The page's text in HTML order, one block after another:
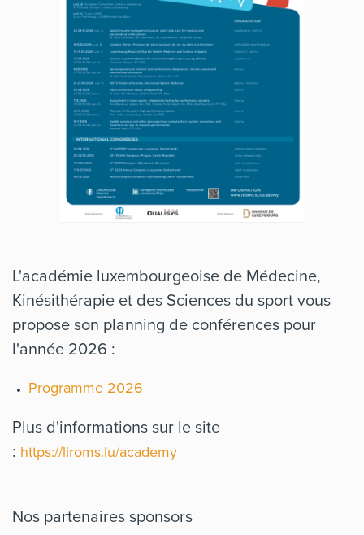
L'académie luxembourgeoise de Médecine,
Kinésithérapie et des Sciences du sport vous
propose son planning de conférences pour
l'année 2026 :
Programme 2026
Plus d'informations sur le site
: https://liroms.lu/academy
Nos partenaires sponsors